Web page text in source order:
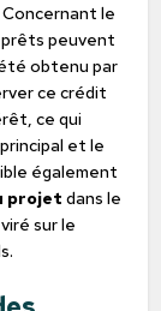
le
peuvent
obtenu par
ce crédit
ce qui
et le
également
projet dans le
sur le